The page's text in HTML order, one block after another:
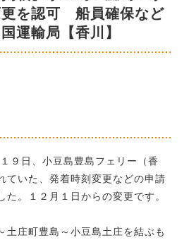
を認可 船員確保など
運輸局【香川】
９日、小豆島豊島フェリー（香
ていた、発着時刻変更などの申請
た。１２月１日からの変更です。
土庄町豊島～小豆島土庄を結ぶも